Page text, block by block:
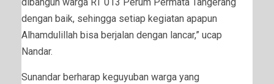
dengan baik, sehingga setiap kegiatan apapun
Alhamdulillah bisa berjalan dengan lancar,” ucap
Nandar.
Sunandar berharap keguyuban warga yang